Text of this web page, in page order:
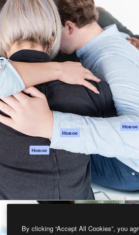
Продукция
Spaces
ИИ-помощник
Генератор
изображений ИИ
Генератор видео
Генератор голоса
на основе ИИ
Стоковый контент
MCP для
Claude/ChatGPT
Новое
Агенты Новое
API
Мобильное
приложение
Все инструменты
Magnific
Начать
Academy
Документация
Пакету ИИ
Служба
поддержки
Условия и
положения
Политика
Оригиналы
Новое
Политика файлов
cookie
Центр доверия
Партнеры
Предприятие
By clicking “Accept All Cookies”, you